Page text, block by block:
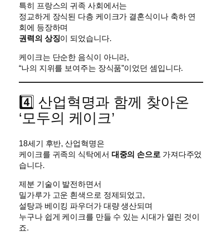
특히 프랑스의 귀족 사회에서는
정교하게 장식된 다층 케이크가 결혼식이나 축하 연
회에 등장하며
권력의 상징이 되었습니다.
케이크는 단순한 음식이 아니라,
“나의 지위를 보여주는 장식품”이었던 셈입니다.
4️⃣ 산업혁명과 함께 찾아온
‘모두의 케이크’
18세기 후반, 산업혁명은
케이크를 귀족의 식탁에서 대중의 손으로 가져다주었
습니다.
제분 기술이 발전하면서
밀가루가 고운 흰색으로 정제되었고,
설탕과 베이킹 파우더가 대량 생산되며
누구나 쉽게 케이크를 만들 수 있는 시대가 열린 것이
죠.